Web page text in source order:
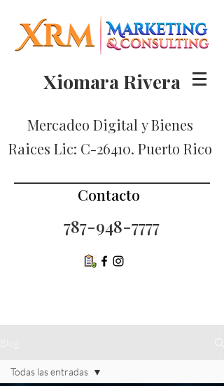
Xiomara Rivera
Mercadeo Digital y Bienes
Raices Lic: C-26410. Puerto Rico
Contacto
787-948-7777
Todas las entradas